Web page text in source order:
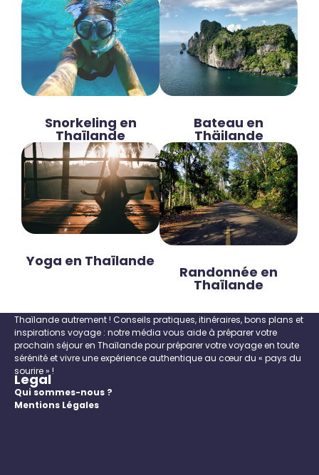
Snorkeling en
Thaïlande
Bateau en
Thäilande
Yoga en Thaïlande
Randonnée en
Thaïlande
Thaïlande autrement ! Conseils pratiques, itinéraires, bons plans et
inspirations voyage : notre média vous aide à préparer votre
prochain séjour en Thaïlande pour préparer votre voyage en toute
sérénité et vivre une expérience authentique au cœur du « pays du
sourire » !
Legal
Qui sommes-nous ?
Mentions Légales